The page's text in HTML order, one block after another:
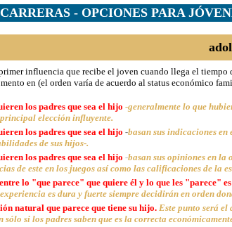
- OPCIONES PARA
influencia que recibe el joven cuando llega el tiempo
en (el orden varía de acuerdo al status económico
los padres que sea el hijo -generalmente lo que
elección influyente.
los padres que sea el hijo -basan sus indicaciones
de sus hijos-.
los padres que sea el hijo -basan sus opiniones en la
de este en los juegos así como las calificaciones de la
lo "que parece" que quiere él y lo que les "parece"
es dura y fuerte siempre decidirán en orden
natural que parece que tiene su hijo.Este punto será el
sólo si los padres saben que es la correcta